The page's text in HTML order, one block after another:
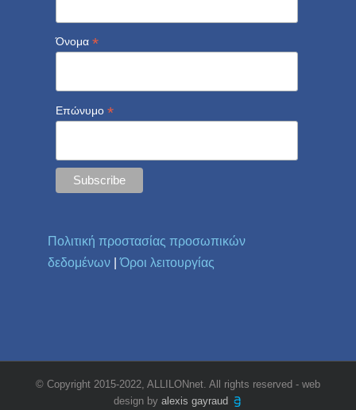
Όνομα *
Επώνυμο *
Πολιτική προστασίας προσωπικών
δεδομένων |Όροι λειτουργίας
© Copyright 2015-2022, ALLILONnet. All rights reserved - web
design by alexis gayraud